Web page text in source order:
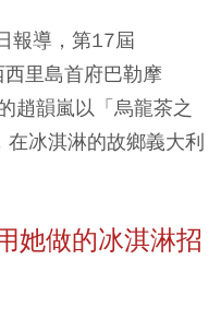
報導，第17屆
里島首府巴勒摩
趙韻嵐以「烏龍茶之
在冰淇淋的故鄉義大利
她做的冰淇淋招